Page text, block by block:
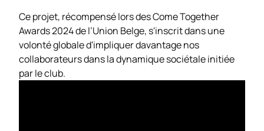
Ce projet, récompensé lors des Come Together
Awards 2024 de l’Union Belge, s'inscrit dans une
volonté globale d'impliquer davantage nos
collaborateurs dans la dynamique sociétale initiée
par le club.